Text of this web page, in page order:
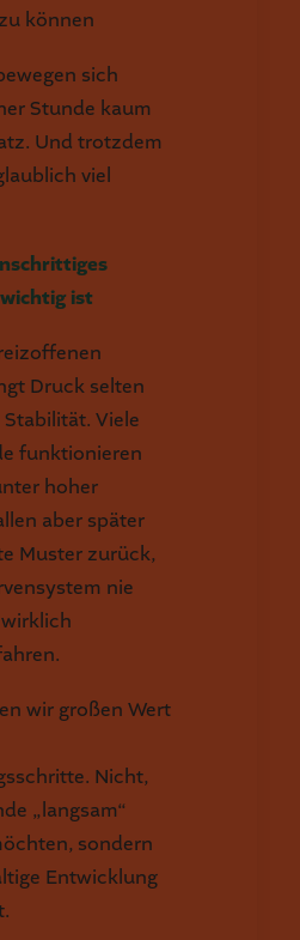
können
sich
Stunde kaum
Und trotzdem
viel
ist
Druck selten
Viele
funktionieren
hoher
aber später
Muster zurück,
nie
wir großen Wert
Nicht,
„langsam“
sondern
Entwicklung